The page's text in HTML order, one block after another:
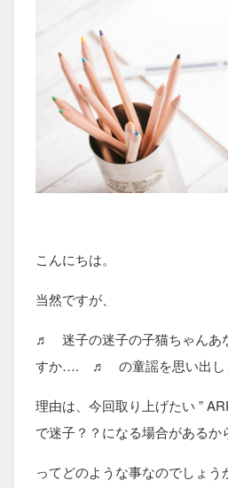
こんにちは。
当然ですが、
♬ 迷子の迷子の子猫ちゃんあ
すか…. ♬ の童謡を思い出し
理由は、今回取り上げたい ”
で迷子？？になる場合があるか
ってどのような事なのでしょう